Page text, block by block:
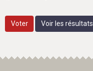
Voter Voir les résultats